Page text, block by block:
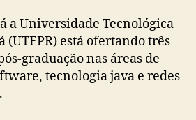
a Universidade Tecnológica
(UTFPR) está ofertando três
graduação nas áreas de
tecnologia java e redes